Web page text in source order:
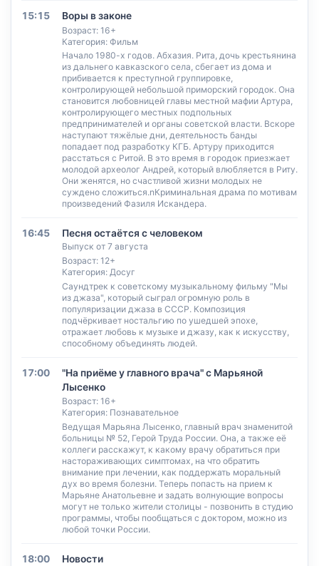
15:15 Воры в законе
Возраст: 16+
Категория: Фильм
Начало 1980-х годов. Абхазия. Рита, дочь крестьянина
из дальнего кавказского села, сбегает из дома и
прибивается к преступной группировке,
контролирующей небольшой приморский городок. Она
становится любовницей главы местной мафии Артура,
контролирующего местных подпольных
предпринимателей и органы советской власти. Вскоре
наступают тяжёлые дни, деятельность банды
попадает под разработку КГБ. Артуру приходится
расстаться с Ритой. В это время в городок приезжает
молодой археолог Андрей, который влюбляется в Риту.
Они женятся, но счастливой жизни молодых не
суждено сложиться.nКриминальная драма по мотивам
произведений Фазиля Искандера.
16:45 Песня остаётся с человеком
Выпуск от 7 августа
Возраст: 12+
Категория: Досуг
Саундтрек к советскому музыкальному фильму "Мы
из джаза", который сыграл огромную роль в
популяризации джаза в СССР. Композиция
подчёркивает ностальгию по ушедшей эпохе,
отражает любовь к музыке и джазу, как к искусству,
способному объединять людей.
17:00
"На приёме у главного врача" с Марьяной
Лысенко
Возраст: 16+
Категория: Познавательное
Ведущая Марьяна Лысенко, главный врач знаменитой
больницы № 52, Герой Труда России. Она, а также её
коллеги расскажут, к какому врачу обратиться при
настораживающих симптомах, на что обратить
внимание при лечении, как поддержать моральный
дух во время болезни. Теперь попасть на прием к
Марьяне Анатольевне и задать волнующие вопросы
могут не только жители столицы - позвонить в студию
программы, чтобы пообщаться с доктором, можно из
любой точки России.
18:00 Новости